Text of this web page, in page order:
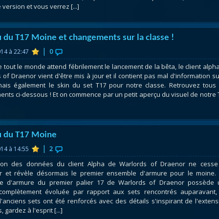
et vous verrez [...]
du T17 Moine et changements sur la classe !
à 22:47 | 0
tout le monde attend fébrilement le lancement de la bêta, le client
of Draenor vient d'être mis à jour et il contient pas mal d'information
également le skin du set T17 pour notre classe. Retrouvez tous
ci-dessous ! Et on commence par un petit aperçu du visuel de notre
du T17 Moine
à 14:55 | 2
des données du client Alpha de Warlords of Draenor ne
et révèle désormais le premier ensemble d'armure pour le moine.
d'armure du premier palier 17 de Warlords of Draenor possède
évoluée par rapport aux sets rencontrés
sets ont été renforcés avec des détails s'inspirant de
gardez à l'esprit [...]